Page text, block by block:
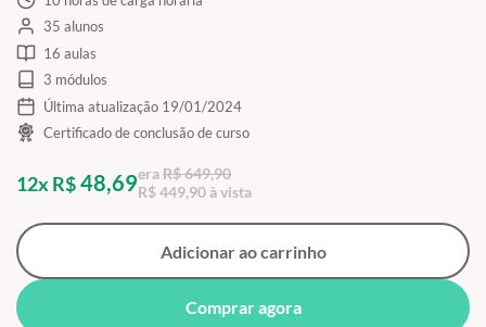
35 alunos
16 aulas
3 módulos
Última atualização 19/01/2024
Certificado de conclusão de curso
12x R$48,69eraR$ 649,90
R$ 449,90 à vista
Adicionar ao carrinho
Comprar agora